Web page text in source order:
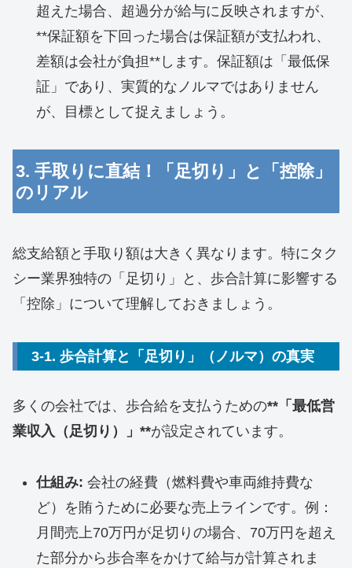
超えた場合、超過分が給与に反映されますが、
**保証額を下回った場合は保証額が支払われ、
差額は会社が負担**します。保証額は「最低保
証」であり、実質的なノルマではありません
が、目標として捉えましょう。
3. 手取りに直結！「足切り」と「控除」
のリアル
総支給額と手取り額は大きく異なります。特にタク
シー業界独特の「足切り」と、歩合計算に影響する
「控除」について理解しておきましょう。
3-1. 歩合計算と「足切り」（ノルマ）の真実
多くの会社では、歩合給を支払うための**「最低営
業収入（足切り）」**が設定されています。
仕組み: 会社の経費（燃料費や車両維持費な
ど）を賄うために必要な売上ラインです。例：
月間売上70万円が足切りの場合、70万円を超え
た部分から歩合率をかけて給与が計算されま